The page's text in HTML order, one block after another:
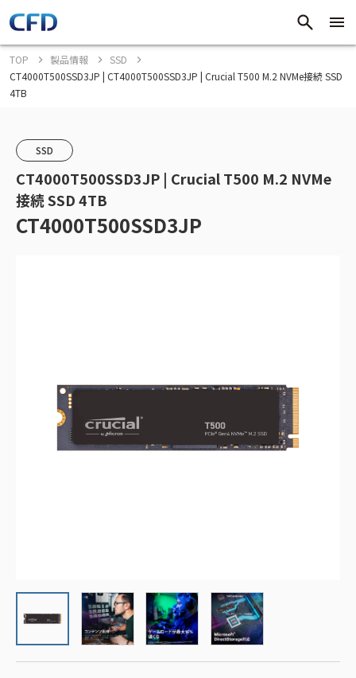
TOP 製品情報
SSD
CT4000T500SSD3JP | CT4000T500SSD3JP | Crucial T500 M.2 NVMe接続 SSD
4TB
SSD
CT4000T500SSD3JP | Crucial T500 M.2 NVMe
接続 SSD 4TB
CT4000T500SSD3JP